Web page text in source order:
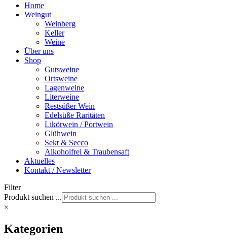
Home
Weingut
Weinberg
Keller
Weine
Über uns
Shop
Gutsweine
Ortsweine
Lagenweine
Literweine
Restsüßer Wein
Edelsüße Raritäten
Likörwein / Portwein
Glühwein
Sekt & Secco
Alkoholfrei & Traubensaft
Aktuelles
Kontakt / Newsletter
Filter
Produkt suchen ...
×
Kategorien